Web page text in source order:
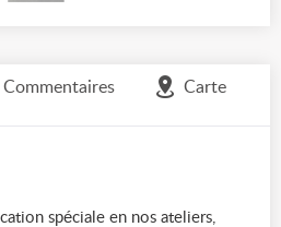
Commentaires Carte
spéciale en nos ateliers,